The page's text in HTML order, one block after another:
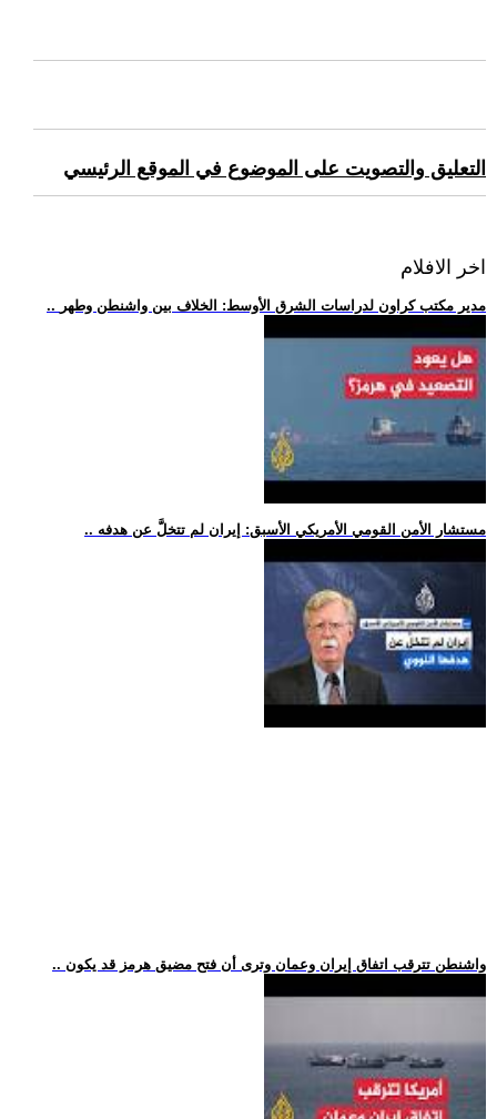
التعليق والتصويت على الموضوع في الموقع الرئيسي
اخر الافلام
.. مدير مكتب كراون لدراسات الشرق الأوسط: الخلاف بين واشنطن وطهر
.. مستشار الأمن القومي الأمريكي الأسبق: إيران لم تتخلَّ عن هدفه
.. واشنطن تترقب اتفاق إيران وعمان وترى أن فتح مضيق هرمز قد يكون